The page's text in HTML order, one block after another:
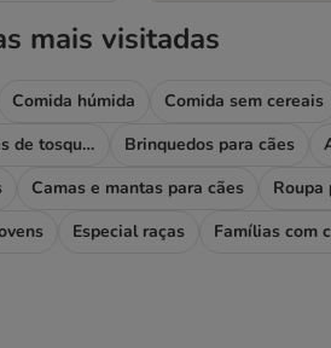
mais visitadas
Comida húmida Comida sem cereais
Higiene e máquinas de tosquiar
Brinquedos para cães
Camas e mantas para cães Roupa
Especial raças Famílias com